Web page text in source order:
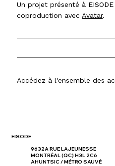
Un projet présenté à
coproduction avecAvatar.
Accédez à l'ensemble des
EISODE
9632A RUE LAJEUNESSE
MONTRÉAL (QC) H3L 2C6
AHUNTSIC / MÉTRO SAUVÉ